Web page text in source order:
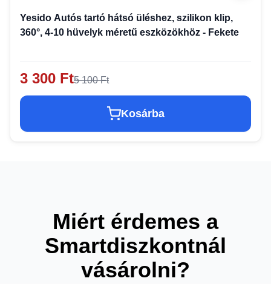
Yesido Autós tartó hátsó üléshez, szilikon klip,
360°, 4-10 hüvelyk méretű eszközökhöz - Fekete
3 300 Ft5 100 Ft
Kosárba
Miért érdemes a
Smartdiszkontnál
vásárolni?